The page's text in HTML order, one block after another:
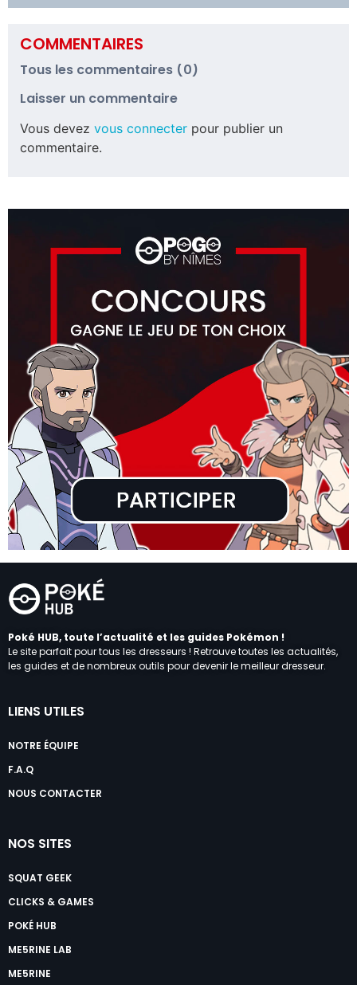
COMMENTAIRES
Tous les commentaires (0)
Laisser un commentaire
Vous devez vous connecter pour publier un
commentaire.
Poké HUB, toute l’actualité et les guides Pokémon !
Le site parfait pour tous les dresseurs ! Retrouve toutes les actualités,
les guides et de nombreux outils pour devenir le meilleur dresseur.
LIENS UTILES
NOTRE ÉQUIPE
F.A.Q
NOUS CONTACTER
NOS SITES
SQUAT GEEK
CLICKS & GAMES
POKÉ HUB
ME5RINE LAB
ME5RINE